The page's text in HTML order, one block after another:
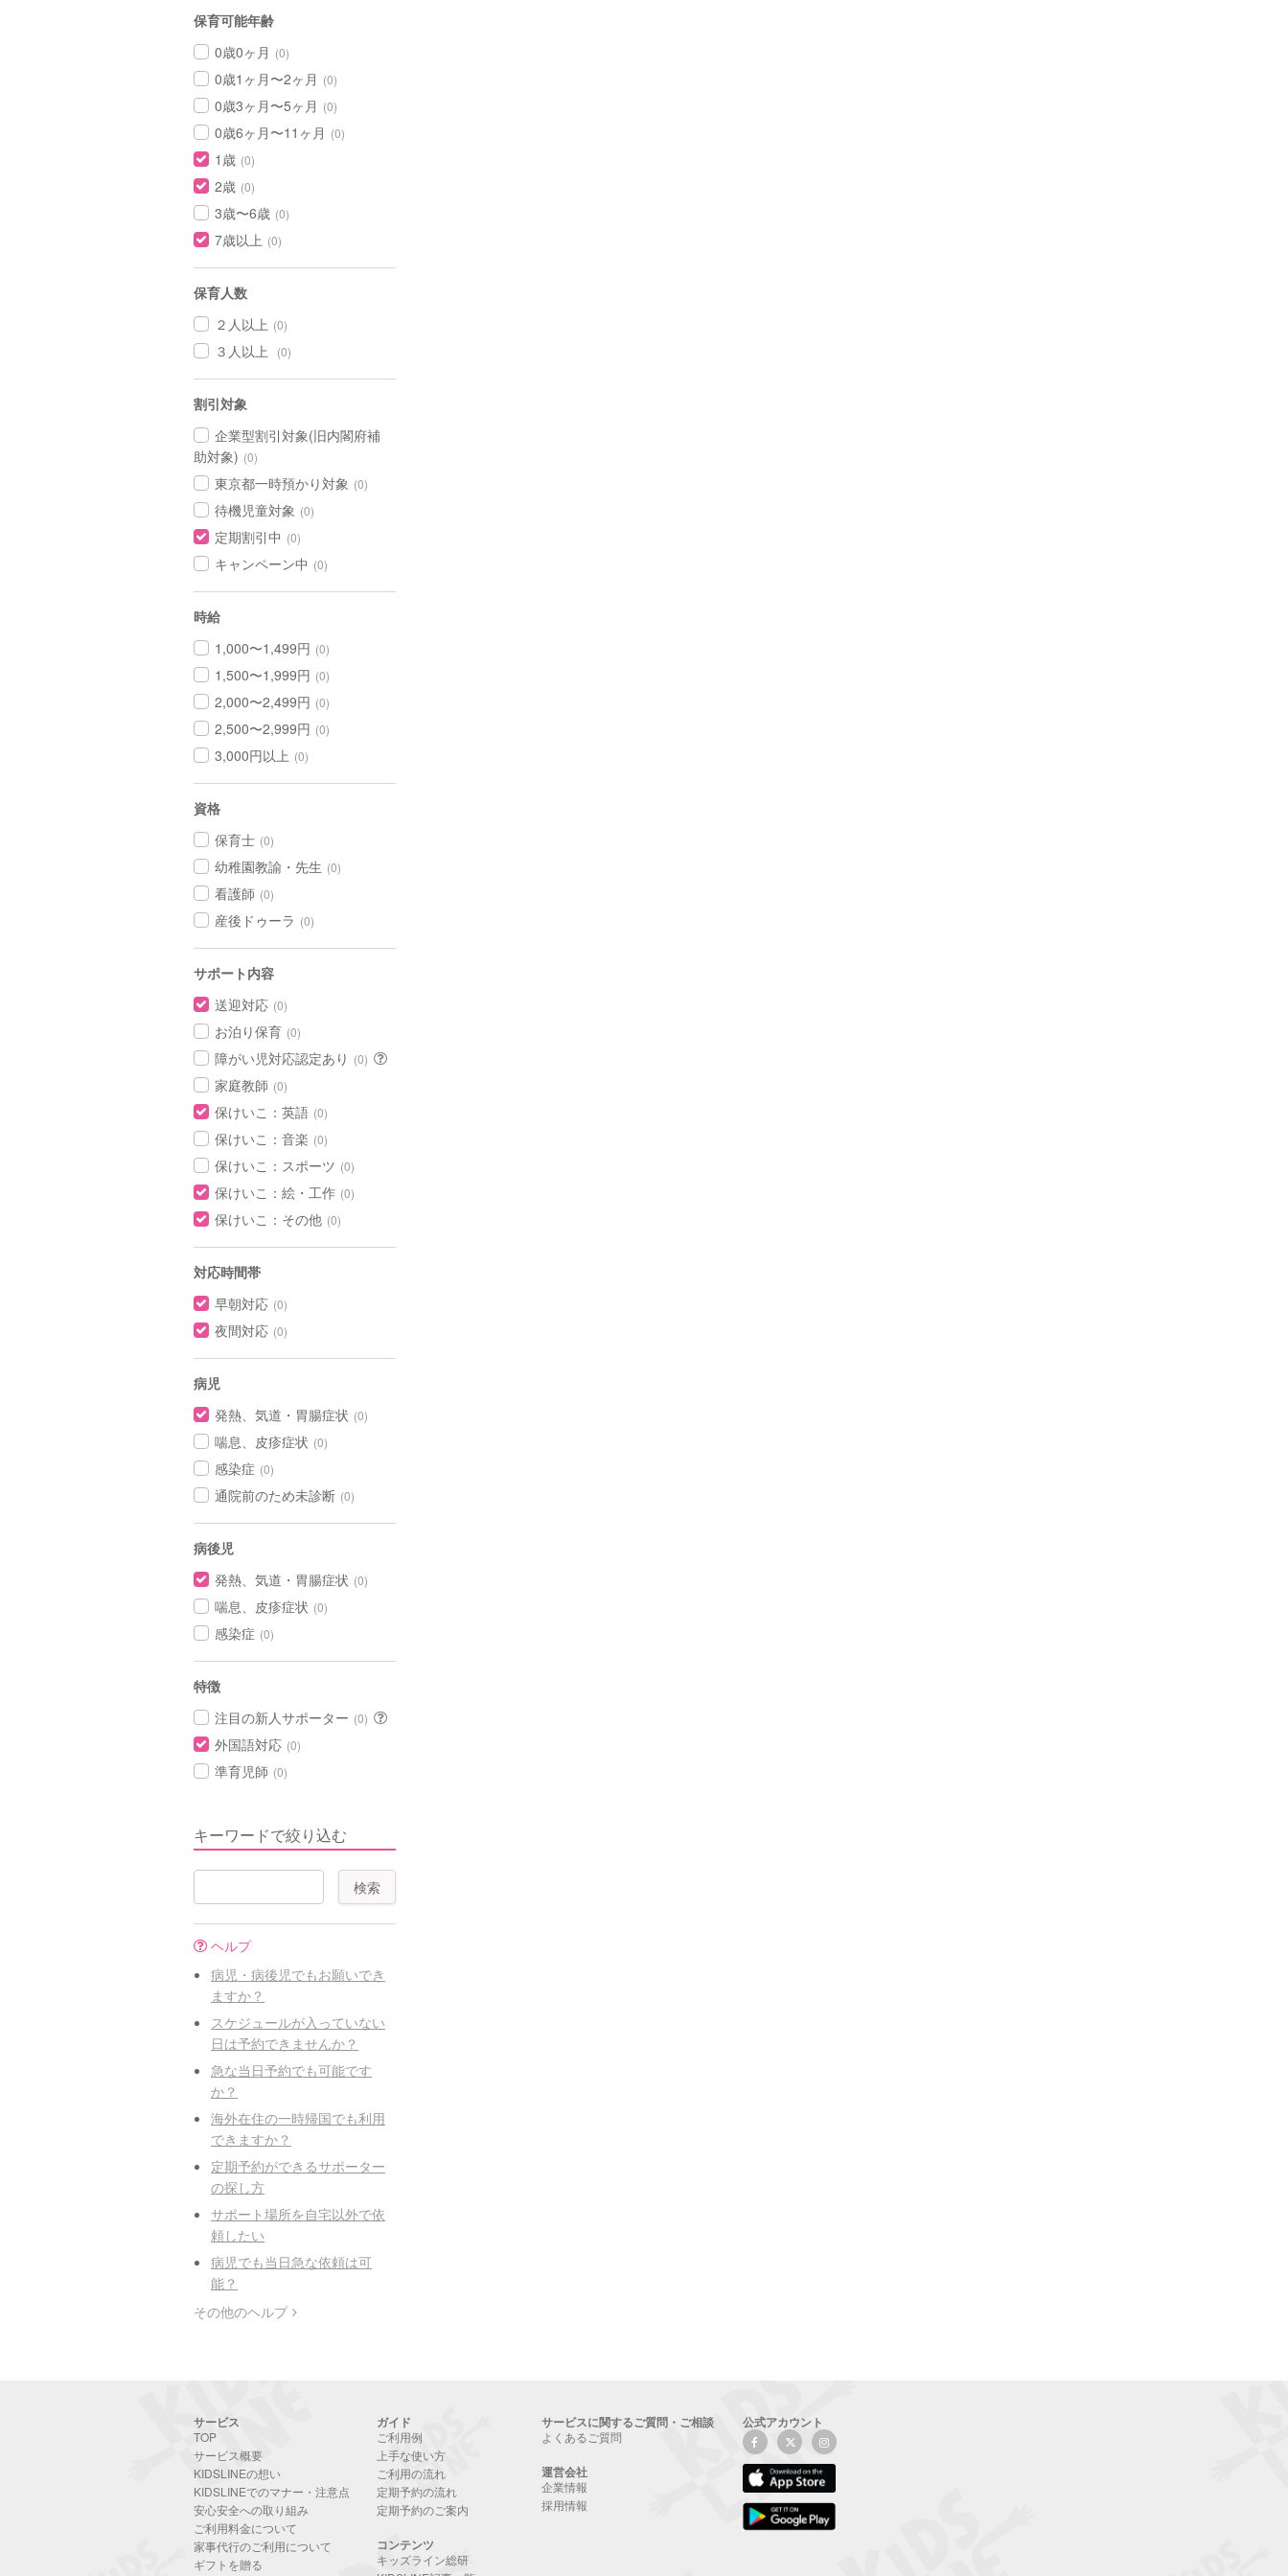
保育可能年齢
0歳0ヶ月 (0)
0歳1ヶ月〜2ヶ月 (0)
0歳3ヶ月〜5ヶ月 (0)
0歳6ヶ月〜11ヶ月 (0)
1歳 (0)
2歳 (0)
3歳〜6歳 (0)
7歳以上 (0)
保育人数
２人以上 (0)
３人以上 (0)
割引対象
企業型割引対象(旧内閣府補
助対象) (0)
東京都一時預かり対象 (0)
待機児童対象 (0)
定期割引中 (0)
キャンペーン中 (0)
時給
1,000〜1,499円 (0)
1,500〜1,999円 (0)
2,000〜2,499円 (0)
2,500〜2,999円 (0)
3,000円以上 (0)
資格
保育士 (0)
幼稚園教諭・先生 (0)
看護師 (0)
産後ドゥーラ (0)
サポート内容
送迎対応 (0)
お泊り保育 (0)
障がい児対応認定あり (0)
家庭教師 (0)
保けいこ：英語 (0)
保けいこ：音楽 (0)
保けいこ：スポーツ (0)
保けいこ：絵・工作 (0)
保けいこ：その他 (0)
対応時間帯
早朝対応 (0)
夜間対応 (0)
病児
発熱、気道・胃腸症状 (0)
喘息、皮疹症状 (0)
感染症 (0)
通院前のため未診断 (0)
病後児
発熱、気道・胃腸症状 (0)
喘息、皮疹症状 (0)
感染症 (0)
特徴
注目の新人サポーター (0)
外国語対応 (0)
準育児師 (0)
キーワードで絞り込む
ヘルプ
病児・病後児でもお願いでき
ますか？
スケジュールが入っていない
日は予約できませんか？
急な当日予約でも可能です
か？
海外在住の一時帰国でも利用
できますか？
定期予約ができるサポーター
の探し方
サポート場所を自宅以外で依
頼したい
病児でも当日急な依頼は可
能？
その他のヘルプ
サービス
TOP
サービス概要
KIDSLINEの想い
KIDSLINEでのマナー・注意点
安心安全への取り組み
ご利用料金について
家事代行のご利用について
ギフトを贈る
ガイド
ご利用例
上手な使い方
ご利用の流れ
定期予約の流れ
定期予約のご案内
コンテンツ
キッズライン総研
サービスに関するご質問・ご相談
よくあるご質問
運営会社
企業情報
採用情報
公式アカウント